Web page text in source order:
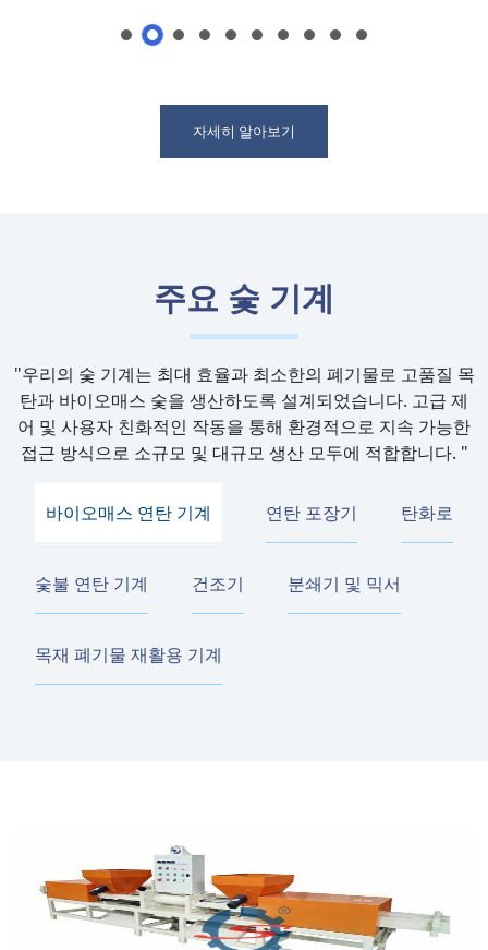
자세히 알아보기
주요 숯 기계
"우리의 숯 기계는 최대 효율과 최소한의 폐기물로 고품질 목
탄과 바이오매스 숯을 생산하도록 설계되었습니다. 고급 제
어 및 사용자 친화적인 작동을 통해 환경적으로 지속 가능한
접근 방식으로 소규모 및 대규모 생산 모두에 적합합니다. "
바이오매스 연탄 기계 연탄 포장기 탄화로
숯불 연탄 기계 건조기 분쇄기 및 믹서
목재 폐기물 재활용 기계